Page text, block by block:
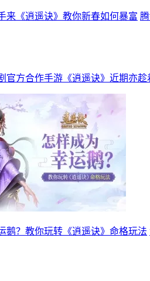
来《逍遥诀》教你新春如何暴富
官方合作手游《逍遥诀》近期亦
鹅？教你玩转《逍遥诀》命格玩法